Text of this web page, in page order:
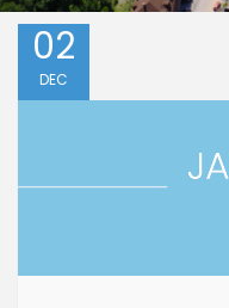
02
DEC